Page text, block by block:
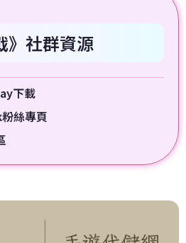
》社群資源
下載
絲專頁